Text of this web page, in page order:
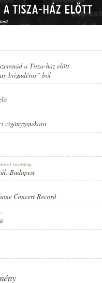
Tisza-ház előtt
a Tisza-ház előtt
brigadéros"-ból
cigányzenekara
of recording:
, Budapest
Concert Record